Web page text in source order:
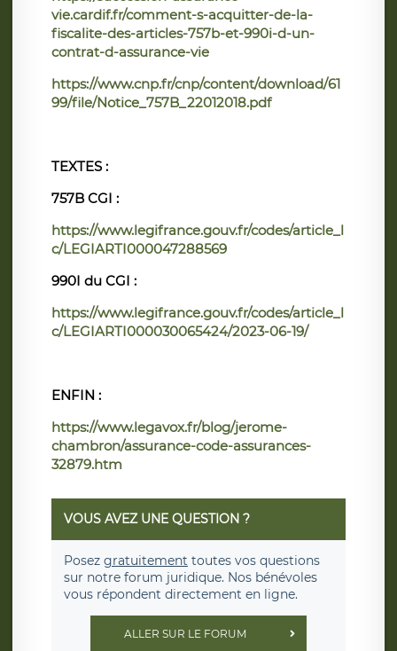
vie.cardif.fr/comment-s-acquitter-de-la-
fiscalite-des-articles-757b-et-990i-d-un-
contrat-d-assurance-vie
https://www.cnp.fr/cnp/content/download/61
99/file/Notice_757B_22012018.pdf
TEXTES :
757B CGI :
https://www.legifrance.gouv.fr/codes/article_l
c/LEGIARTI000047288569
990I du CGI :
https://www.legifrance.gouv.fr/codes/article_l
c/LEGIARTI000030065424/2023-06-19/
ENFIN :
https://www.legavox.fr/blog/jerome-
chambron/assurance-code-assurances-
32879.htm
VOUS AVEZ UNE QUESTION ?
Posez gratuitement toutes vos questions
sur notre forum juridique. Nos bénévoles
vous répondent directement en ligne.
ALLER SUR LE FORUM